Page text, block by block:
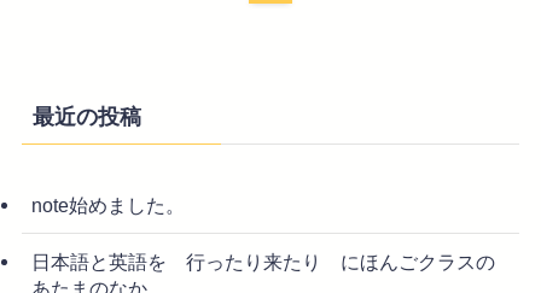
最近の投稿
note始めました。
日本語と英語を 行ったり来たり にほんごクラスの
あたまのなか